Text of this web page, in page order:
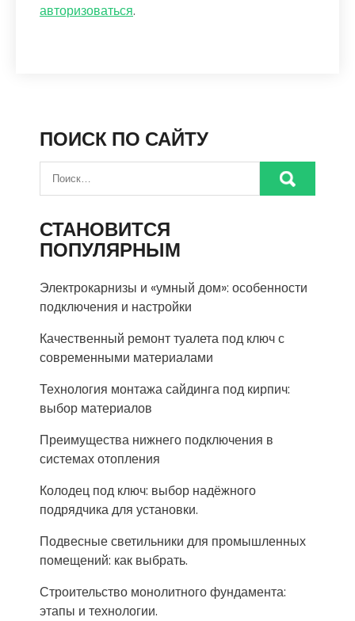
авторизоваться.
ПОИСК ПО САЙТУ
СТАНОВИТСЯ
ПОПУЛЯРНЫМ
Электрокарнизы и «умный дом»: особенности
подключения и настройки
Качественный ремонт туалета под ключ с
современными материалами
Технология монтажа сайдинга под кирпич:
выбор материалов
Преимущества нижнего подключения в
системах отопления
Колодец под ключ: выбор надёжного
подрядчика для установки.
Подвесные светильники для промышленных
помещений: как выбрать.
Строительство монолитного фундамента:
этапы и технологии.